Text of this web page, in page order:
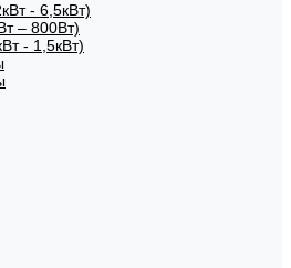
- 6,5кВт)
– 800Вт)
- 1,5кВт)